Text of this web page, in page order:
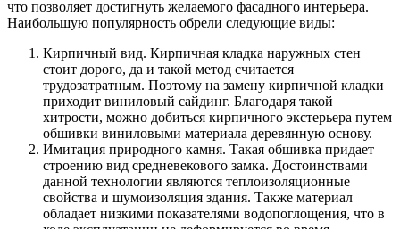
что позволяет достигнуть желаемого фасадного интерьера.
Наибольшую популярность обрели следующие виды:
Кирпичный вид. Кирпичная кладка наружных стен
стоит дорого, да и такой метод считается
трудозатратным. Поэтому на замену кирпичной кладки
приходит виниловый сайдинг. Благодаря такой
хитрости, можно добиться кирпичного экстерьера путем
обшивки виниловыми материала деревянную основу.
Имитация природного камня. Такая обшивка придает
строению вид средневекового замка. Достоинствами
данной технологии являются теплоизоляционные
свойства и шумоизоляция здания. Также материал
обладает низкими показателями водопоглощения, что в